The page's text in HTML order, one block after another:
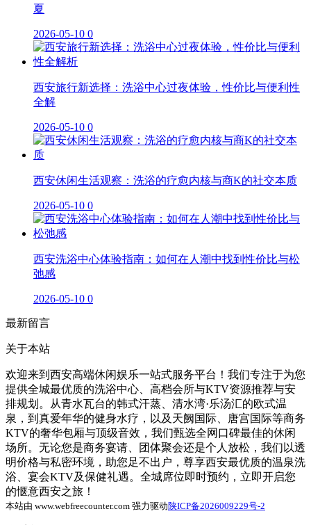
夏
2026-05-10 0
西安旅行新选择：洗浴中心过夜体验，性价比与便利性
全解
2026-05-10 0
西安休闲生活观察：洗浴的疗愈内核与商K的社交本质
2026-05-10 0
西安洗浴中心体验指南：如何在人潮中找到性价比与松
弛感
2026-05-10 0
最新留言
关于本站
欢迎来到西安高端休闲娱乐一站式服务平台！我们专注于为您
提供全城最优质的洗浴中心、高档会所与KTV资源推荐与安
排规划。从青水瓦台的韩式汗蒸、清水湾·乐汤汇的欧式温
泉，到真爱年华的健身水疗，以及天阙国际、唐宫国际等商务
KTV的奢华包厢与顶级音效，我们甄选全网口碑最佳的休闲
场所。无论您是商务宴请、团体聚会还是个人放松，我们以透
明价格与私密环境，助您足不出户，尊享西安最优质的温泉洗
浴、宴会KTV及保健礼遇。全城席位即时预约，立即开启您
的惬意西安之旅！
本站由 www.webfreecounter.com 强力驱动陕ICP备2026009229号-2